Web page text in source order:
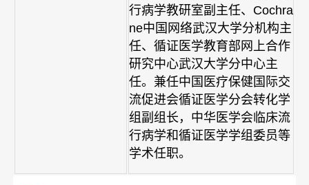
行病学教研室副主任、Cochra
ne中国网络武汉大学分机构主
任、循证医学教育部网上合作
研究中心武汉大学分中心主
任。兼任中国医疗保健国际交
流促进会循证医学分会转化学
组副组长，中华医学会临床流
行病学和循证医学学组委员等
学术任职。